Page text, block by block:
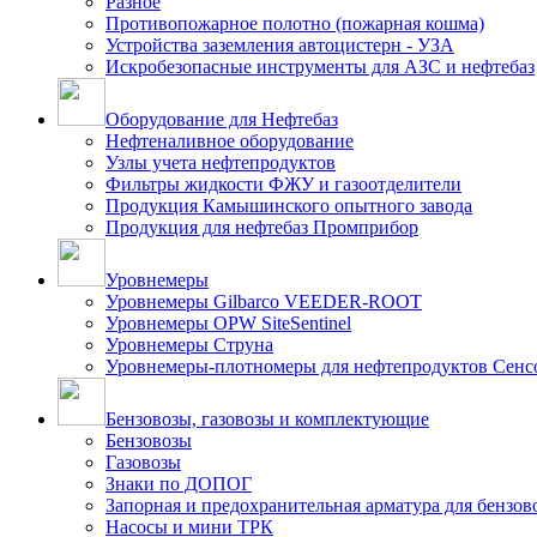
Противопожарное полотно (пожарная кошма)
Устройства заземления автоцистерн - УЗА
Искробезопасные инструменты для АЗС и нефтебаз
Оборудование для Нефтебаз
Нефтеналивное оборудование
Узлы учета нефтепродуктов
Фильтры жидкости ФЖУ и газоотделители
Продукция Камышинского опытного завода
Продукция для нефтебаз Промприбор
Уровнемеры
Уровнемеры Gilbarco VEEDER-ROOT
Уровнемеры OPW SiteSentinel
Уровнемеры Струна
Уровнемеры-плотномеры для нефтепродуктов
Бензовозы, газовозы и комплектующие
Бензовозы
Газовозы
Знаки по ДОПОГ
Запорная и предохранительная арматура для
Насосы и мини ТРК